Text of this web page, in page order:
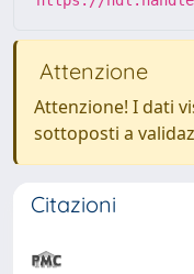
Attenzione
Attenzione! I dati
sottoposti a
Citazioni